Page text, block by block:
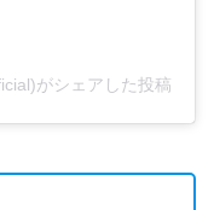
がシェアした投稿